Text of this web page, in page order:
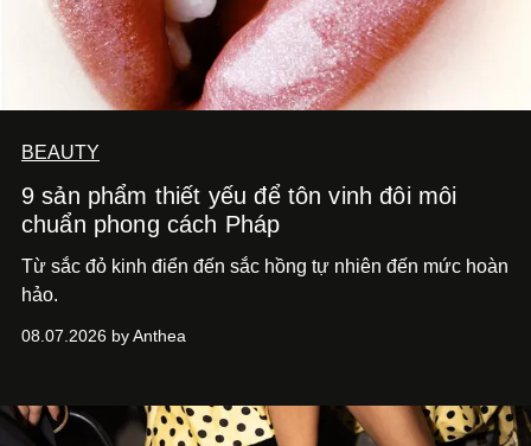
BEAUTY
9 sản phẩm thiết yếu để tôn vinh đôi môi
chuẩn phong cách Pháp
Từ sắc đỏ kinh điển đến sắc hồng tự nhiên đến mức hoàn
hảo.
08.07.2026 by Anthea